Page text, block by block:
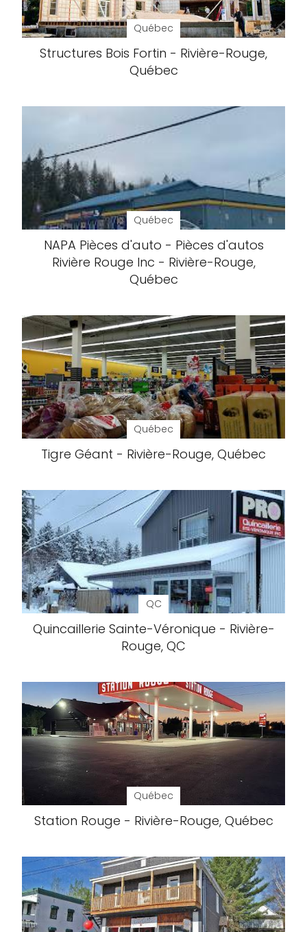
Québec
Structures Bois Fortin - Rivière-Rouge,
Québec
Québec
NAPA Pièces d'auto - Pièces d'autos
Rivière Rouge Inc - Rivière-Rouge,
Québec
Québec
Tigre Géant - Rivière-Rouge, Québec
QC
Quincaillerie Sainte-Véronique - Rivière-
Rouge, QC
Québec
Station Rouge - Rivière-Rouge, Québec